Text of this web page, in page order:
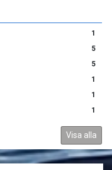
1
5
5
1
1
1
Visa alla